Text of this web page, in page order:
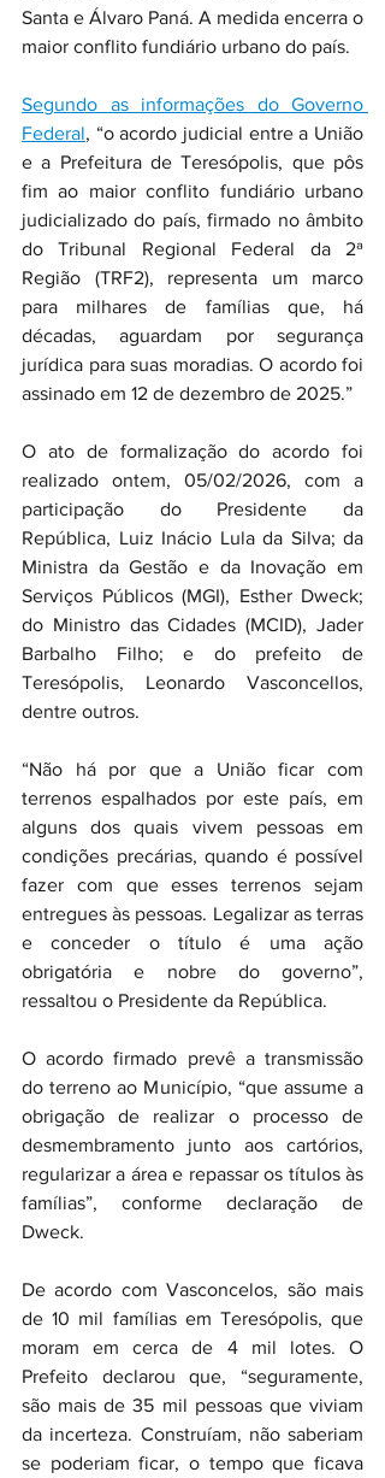
Santa e Álvaro Paná. A medida encerra o
maior conflito fundiário urbano do país.
Segundo as informações do Governo
Federal, “o acordo judicial entre a União
e a Prefeitura de Teresópolis, que pôs
fim ao maior conflito fundiário urbano
judicializado do país, firmado no âmbito
do Tribunal Regional Federal da 2ª
Região (TRF2), representa um marco
para milhares de famílias que, há
décadas, aguardam por segurança
jurídica para suas moradias. O acordo foi
assinado em 12 de dezembro de 2025.”
O ato de formalização do acordo foi
realizado ontem, 05/02/2026, com a
participação do Presidente da
República, Luiz Inácio Lula da Silva; da
Ministra da Gestão e da Inovação em
Serviços Públicos (MGI), Esther Dweck;
do Ministro das Cidades (MCID), Jader
Barbalho Filho; e do prefeito de
Teresópolis, Leonardo Vasconcellos,
dentre outros.
“Não há por que a União ficar com
terrenos espalhados por este país, em
alguns dos quais vivem pessoas em
condições precárias, quando é possível
fazer com que esses terrenos sejam
entregues às pessoas. Legalizar as terras
e conceder o título é uma ação
obrigatória e nobre do governo”,
ressaltou o Presidente da República.
O acordo firmado prevê a transmissão
do terreno ao Município, “que assume a
obrigação de realizar o processo de
desmembramento junto aos cartórios,
regularizar a área e repassar os títulos às
famílias”, conforme declaração de
Dweck.
De acordo com Vasconcelos, são mais
de 10 mil famílias em Teresópolis, que
moram em cerca de 4 mil lotes. O
Prefeito declarou que, “seguramente,
são mais de 35 mil pessoas que viviam
da incerteza. Construíam, não saberiam
se poderiam ficar, o tempo que ficava